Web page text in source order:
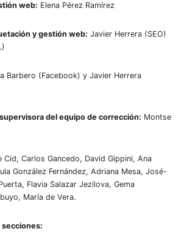
web: Elena Pérez Ramírez
y gestión web: Javier Herrera (SEO)
Barbero (Facebook) y Javier Herrera
del equipo de corrección: Montse
Cid, Carlos Gancedo, David Gippini, Ana
González Fernández, Adriana Mesa, José-
Flavia Salazar Jezilova, Gema
María de Vera.
secciones: